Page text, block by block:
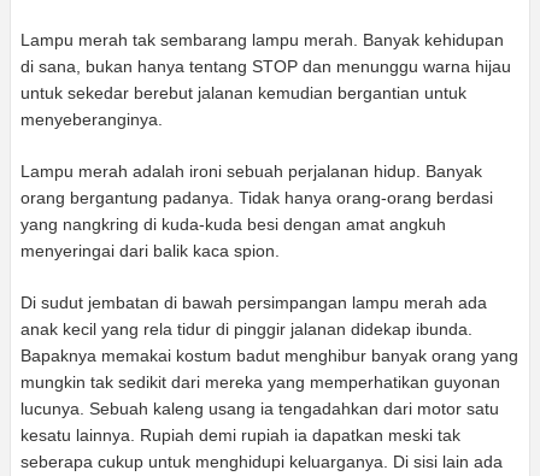
Lampu merah tak sembarang lampu merah. Banyak kehidupan
di sana, bukan hanya tentang STOP dan menunggu warna hijau
untuk sekedar berebut jalanan kemudian bergantian untuk
menyeberanginya.
Lampu merah adalah ironi sebuah perjalanan hidup. Banyak
orang bergantung padanya. Tidak hanya orang-orang berdasi
yang nangkring di kuda-kuda besi dengan amat angkuh
menyeringai dari balik kaca spion.
Di sudut jembatan di bawah persimpangan lampu merah ada
anak kecil yang rela tidur di pinggir jalanan didekap ibunda.
Bapaknya memakai kostum badut menghibur banyak orang yang
mungkin tak sedikit dari mereka yang memperhatikan guyonan
lucunya. Sebuah kaleng usang ia tengadahkan dari motor satu
kesatu lainnya. Rupiah demi rupiah ia dapatkan meski tak
seberapa cukup untuk menghidupi keluarganya. Di sisi lain ada